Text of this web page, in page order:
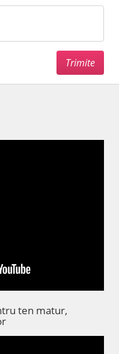
ten matur,